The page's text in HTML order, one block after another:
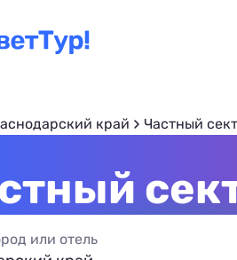
край Частный
или отель